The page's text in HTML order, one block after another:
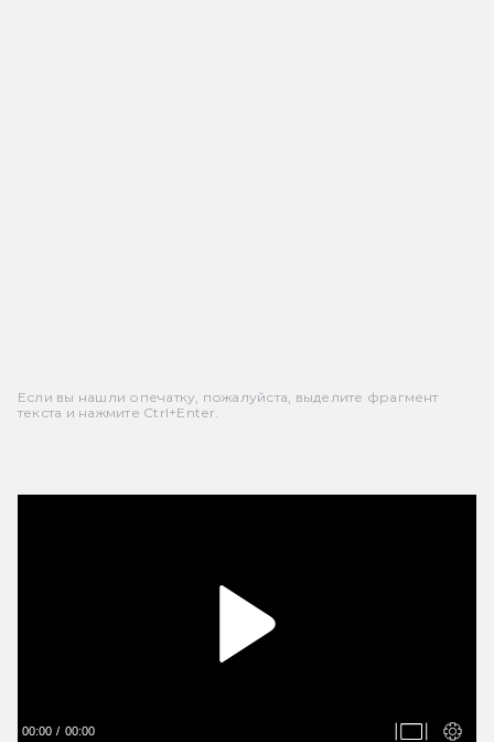
Если вы нашли опечатку, пожалуйста, выделите фрагмент
текста и нажмите Ctrl+Enter.
00:00 00:00